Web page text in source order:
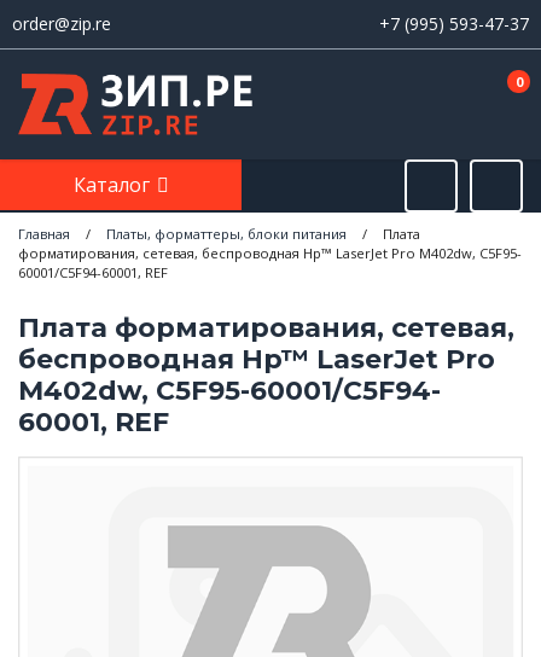
order@zip.re +7 (995) 593-47-37
0
Каталог
Главная / Платы, форматтеры, блоки питания /
Плата
форматирования, сетевая, беспроводная Hp™ LaserJet Pro M402dw, C5F95-
60001/C5F94-60001, REF
Плата форматирования, сетевая,
беспроводная Hp™ LaserJet Pro
M402dw, C5F95-60001/C5F94-
60001, REF